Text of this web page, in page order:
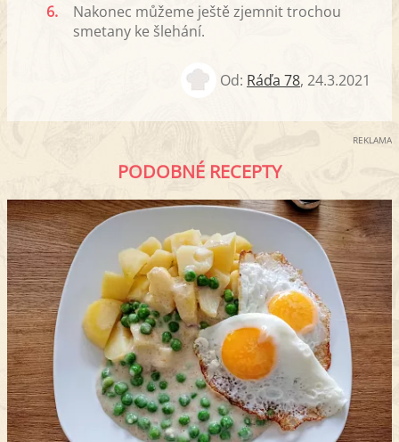
6.
Nakonec můžeme ještě zjemnit trochou
smetany ke šlehání.
Od: Ráďa 78, 24.3.2021
REKLAMA
PODOBNÉ RECEPTY